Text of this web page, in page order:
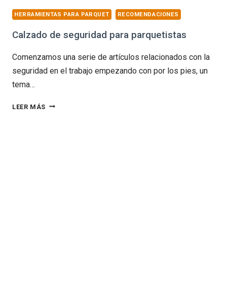
HERRAMIENTAS PARA PARQUET RECOMENDACIONES
Calzado de seguridad para parquetistas
Comenzamos una serie de artículos relacionados con la
seguridad en el trabajo empezando con por los pies, un
tema…
LEER MÁS CALZADO